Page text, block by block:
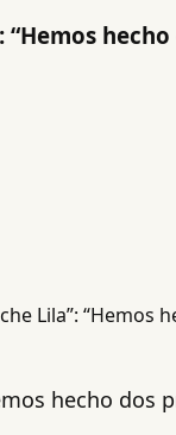
“Hemos
hecho